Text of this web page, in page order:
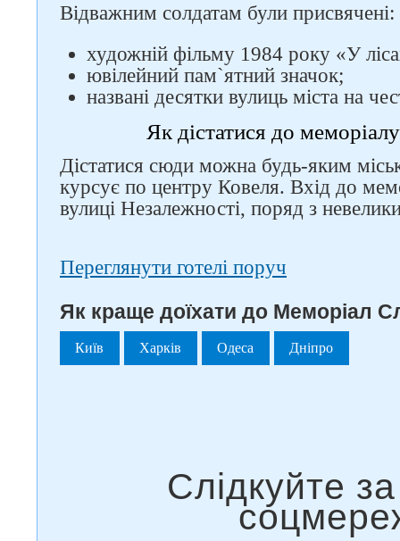
Відважним солдатам були присвячені:
художній фільму 1984 року «У
ювілейний пам`ятний значок;
названі десятки вулиць міста на
Як дістатися до
Дістатися сюди можна будь-яким
курсує по центру Ковеля. Вхід до
вулиці Незалежності, поряд з
Переглянути готелі поруч
Як краще доїхати до Меморіал
Київ Харків Одеса Дніпро